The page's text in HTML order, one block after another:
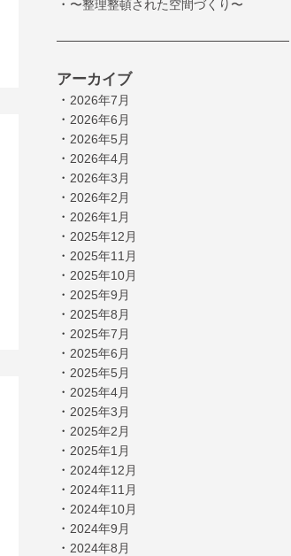
・ 〜整理整頓された空間づくり〜
アーカイブ
・ 2026年7月
・ 2026年6月
・ 2026年5月
・ 2026年4月
・ 2026年3月
・ 2026年2月
・ 2026年1月
・ 2025年12月
・ 2025年11月
・ 2025年10月
・ 2025年9月
・ 2025年8月
・ 2025年7月
・ 2025年6月
・ 2025年5月
・ 2025年4月
・ 2025年3月
・ 2025年2月
・ 2025年1月
・ 2024年12月
・ 2024年11月
・ 2024年10月
・ 2024年9月
・ 2024年8月